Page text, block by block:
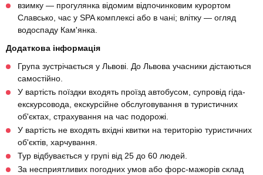
взимку — прогулянка відомим відпочинковим курортом
Славсько, час у SPA комплексі або в чані; влітку — огляд
водоспаду Кам'янка.
Додаткова інформація
Група зустрічається у Львові. До Львова учасники дістаються
самостійно.
У вартість поїздки входять проїзд автобусом, супровід гіда-
екскурсовода, екскурсійне обслуговування в туристичних
об'єктах, страхування на час подорожі.
У вартість не входять вхідні квитки на територію туристичних
об'єктів, харчування.
Тур відбувається у групі від 25 до 60 людей.
За несприятливих погодних умов або форс-мажорів склад